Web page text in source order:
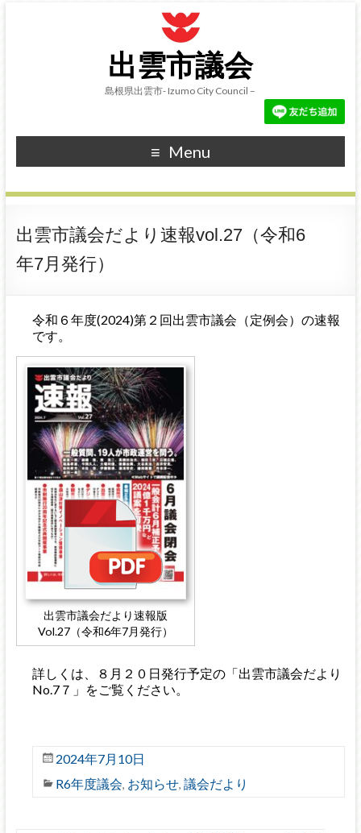
出雲市議会
島根県出雲市- Izumo City Council –
Menu
出雲市議会だより速報vol.27（令和6
年7月発行）
令和６年度(2024)第２回出雲市議会（定例会）の速報
です。
出雲市議会だより速報版
Vol.27（令和6年7月発行）
詳しくは、８月２０日発行予定の「出雲市議会だより
No.7７」をご覧ください。
2024年7月10日
R6年度議会, お知らせ, 議会だより